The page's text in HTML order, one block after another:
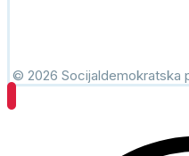
© 2026 Socijaldemokratska